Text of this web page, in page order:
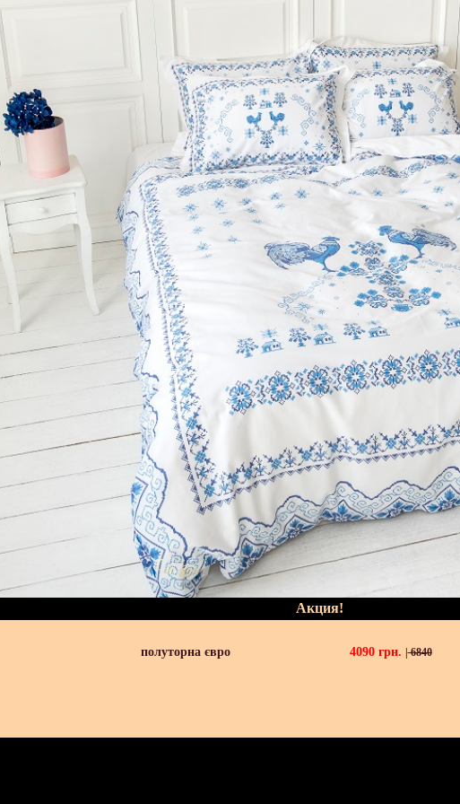
Акция!
полуторна євро 4090 грн. |6840